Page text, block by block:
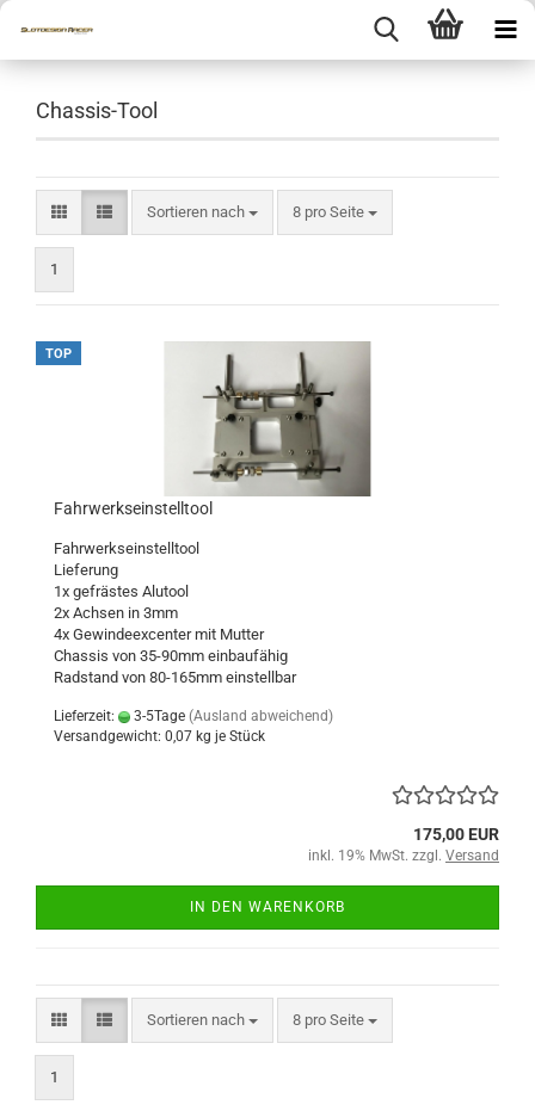
Chassis-Tool
Sortieren nach
Sortieren nach 8 pro Seite
pro Seite
1
TOP
Fahrwerkseinstelltool
Fahrwerkseinstelltool
Lieferung
1x gefrästes Alutool
2x Achsen in 3mm
4x Gewindeexcenter mit Mutter
Chassis von 35-90mm einbaufähig
Radstand von 80-165mm einstellbar
Lieferzeit: 3-5Tage (Ausland abweichend)
Versandgewicht: 0,07 kg je Stück
175,00 EUR
inkl. 19% MwSt. zzgl. Versand
IN DEN WARENKORB
Sortieren nach
Sortieren nach 8 pro Seite
pro Seite
1